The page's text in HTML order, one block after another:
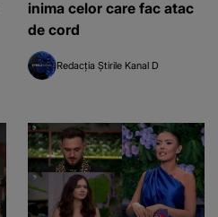
inima celor care fac atac
de cord
Redacția Știrile Kanal D